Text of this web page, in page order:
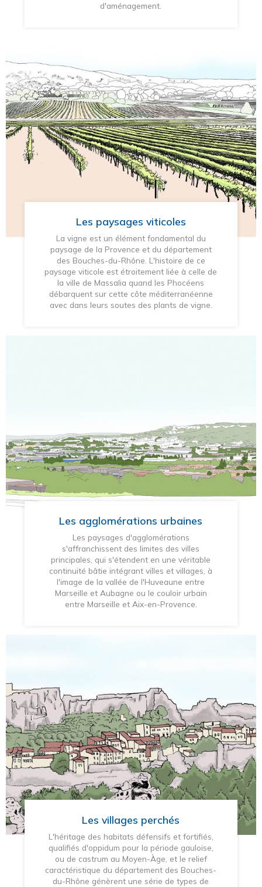
d'aménagement.
Les paysages viticoles
La vigne est un élément fondamental du
paysage de la Provence et du département
des Bouches-du-Rhône. L'histoire de ce
paysage viticole est étroitement liée à celle de
la ville de Massalia quand les Phocéens
débarquent sur cette côte méditerranéenne
avec dans leurs soutes des plants de vigne.
Les agglomérations urbaines
Les paysages d'agglomérations
s'affranchissent des limites des villes
principales, qui s'étendent en une véritable
continuité bâtie intégrant villes et villages, à
l'image de la vallée de l'Huveaune entre
Marseille et Aubagne ou le couloir urbain
entre Marseille et Aix-en-Provence.
Les villages perchés
L'héritage des habitats défensifs et fortifiés,
qualifiés d'oppidum pour la période gauloise,
ou de castrum au Moyen-Àge, et le relief
caractéristique du département des Bouches-
du-Rhône génèrent une série de types de